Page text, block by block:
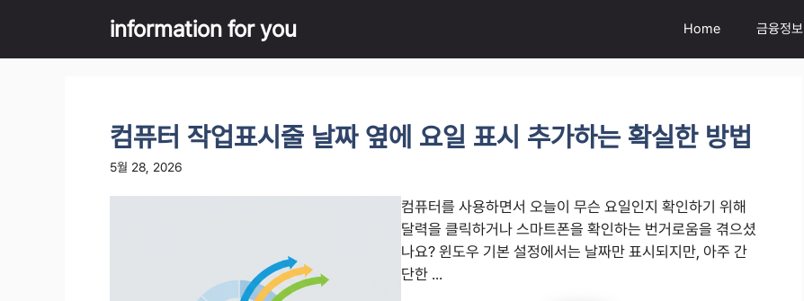
content
information for you Home 금융정보
컴퓨터 작업표시줄 날짜 옆에 요일 표시 추가하는 확실한 방법
5월 28, 2026
컴퓨터를 사용하면서 오늘이 무슨 요일인지 확인하기 위해
달력을 클릭하거나 스마트폰을 확인하는 번거로움을 겪으셨
나요? 윈도우 기본 설정에서는 날짜만 표시되지만, 아주 간
단한 ...